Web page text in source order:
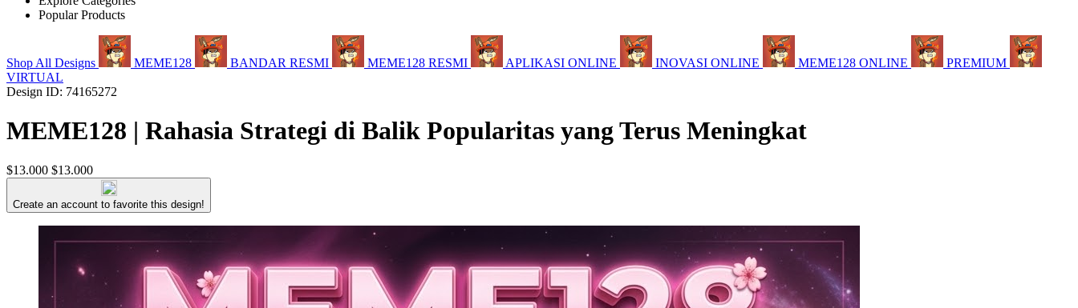
Popular Products
Shop All Designs MEME128 BANDAR RESMI MEME128 RESMI APLIKASI ONLINE INOVASI ONLINE MEME128 ONLINE
PREMIUM
VIRTUAL
Design ID: 74165272
MEME128 | Rahasia Strategi di Balik Popularitas yang Terus Meningkat
$13.000 $13.000
Create an account to favorite this design!